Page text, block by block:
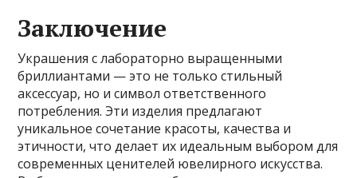
Заключение
Украшения с лабораторно выращенными
бриллиантами — это не только стильный
аксессуар, но и символ ответственного
потребления. Эти изделия предлагают
уникальное сочетание красоты, качества и
этичности, что делает их идеальным выбором для
современных ценителей ювелирного искусства.